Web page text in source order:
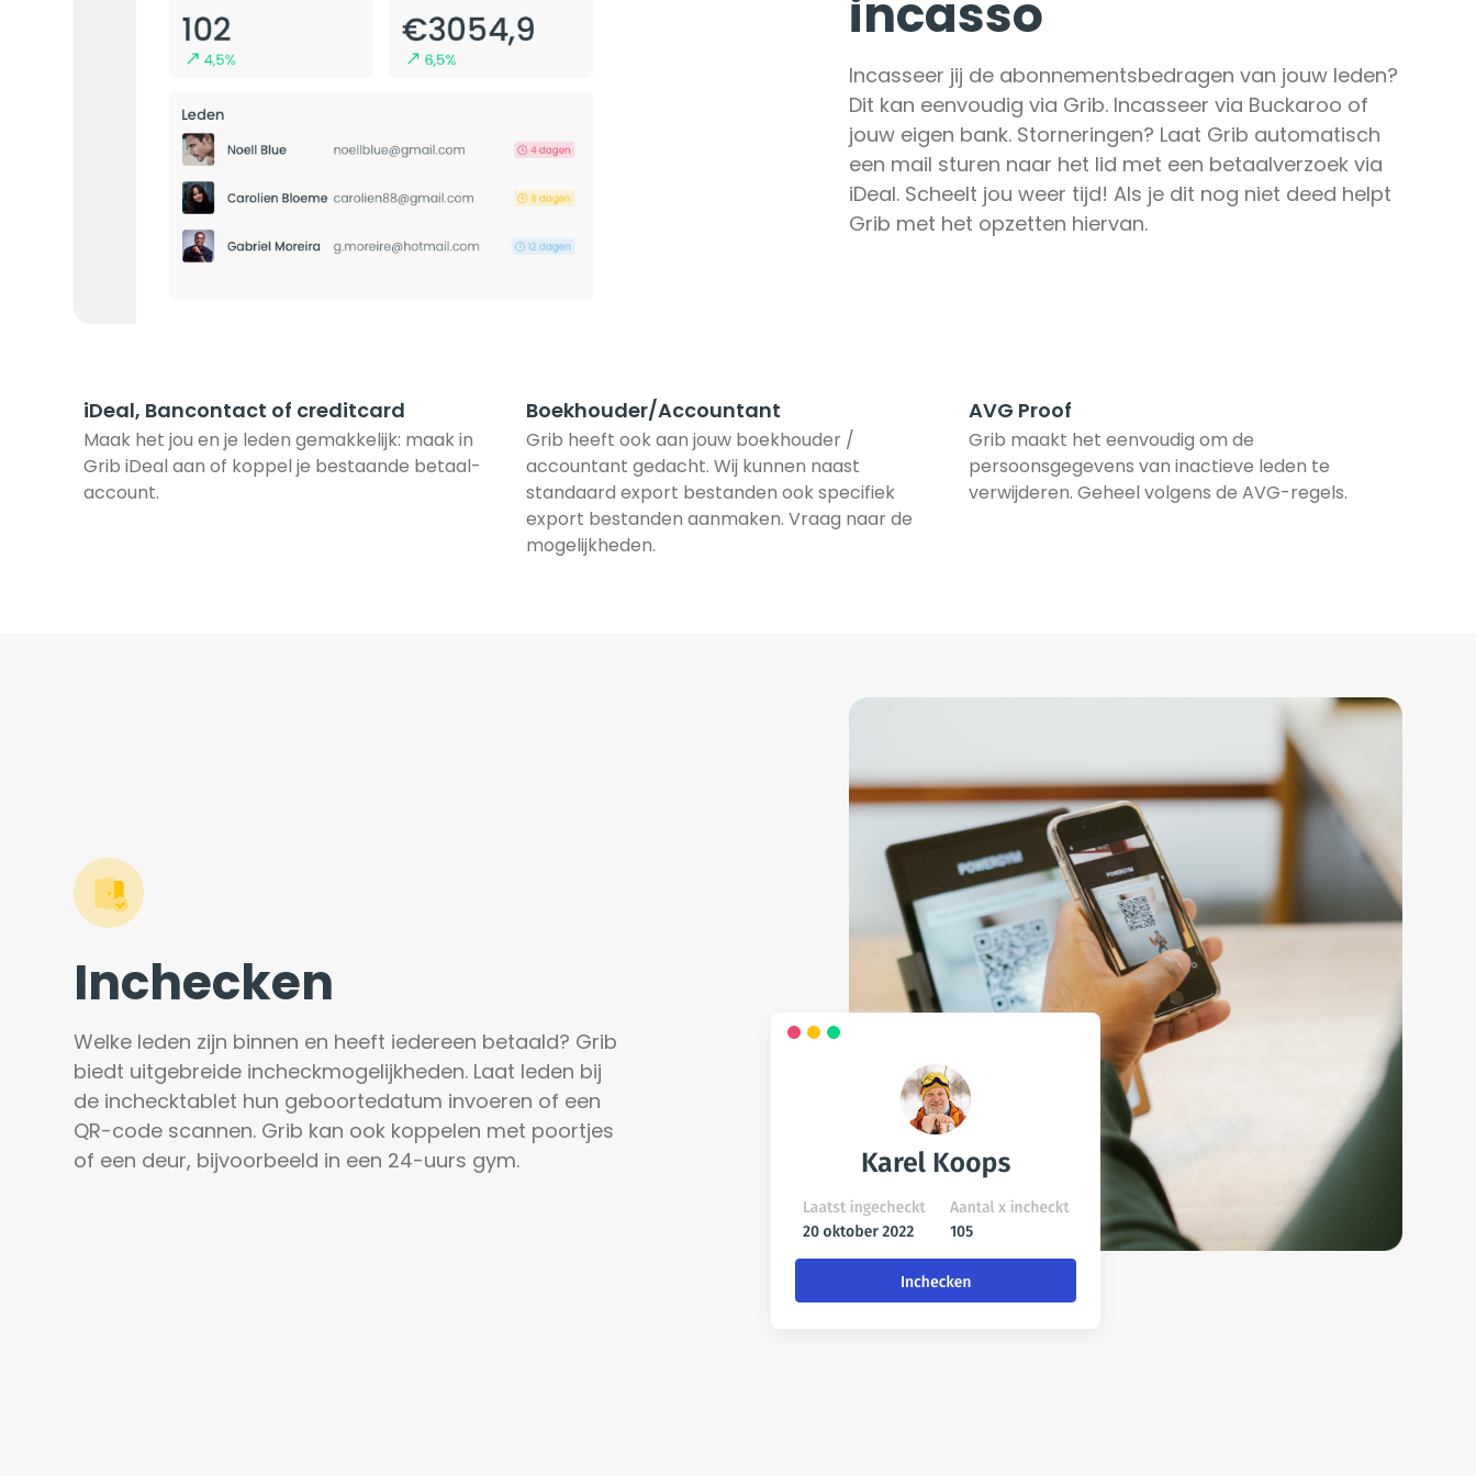
incasso
Incasseer jij de abonnementsbedragen van jouw leden?
Dit kan eenvoudig via Grib. Incasseer via Buckaroo of
jouw eigen bank. Storneringen? Laat Grib automatisch
een mail sturen naar het lid met een betaalverzoek via
iDeal. Scheelt jou weer tijd! Als je dit nog niet deed helpt
Grib met het opzetten hiervan.
iDeal, Bancontact of creditcard
Maak het jou en je leden gemakkelijk: maak in
Grib iDeal aan of koppel je bestaande betaal-
account.
Boekhouder/Accountant
Grib heeft ook aan jouw boekhouder /
accountant gedacht. Wij kunnen naast
standaard export bestanden ook specifiek
export bestanden aanmaken. Vraag naar de
mogelijkheden.
AVG Proof
Grib maakt het eenvoudig om de
persoonsgegevens van inactieve leden te
verwijderen. Geheel volgens de AVG-regels.
Inchecken
Welke leden zijn binnen en heeft iedereen betaald? Grib
biedt uitgebreide incheckmogelijkheden. Laat leden bij
de inchecktablet hun geboortedatum invoeren of een
QR-code scannen. Grib kan ook koppelen met poortjes
of een deur, bijvoorbeeld in een 24-uurs gym.